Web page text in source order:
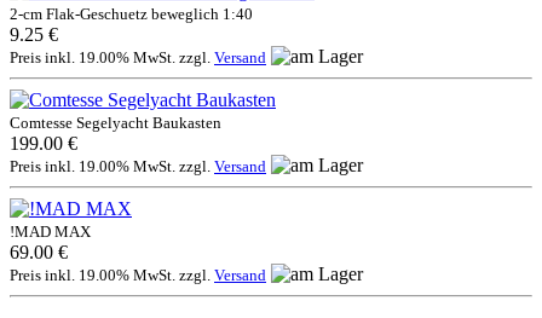
2-cm Flak-Geschuetz beweglich 1:40
9.25 €
Preis inkl. 19.00% MwSt. zzgl. Versand
Comtesse Segelyacht Baukasten
199.00 €
Preis inkl. 19.00% MwSt. zzgl. Versand
!MAD MAX
69.00 €
Preis inkl. 19.00% MwSt. zzgl. Versand